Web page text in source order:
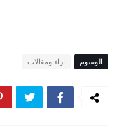
الوسوم اراء ومقالات